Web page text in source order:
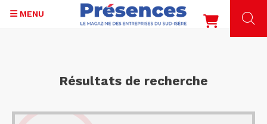
MENU
Résultats de recherche